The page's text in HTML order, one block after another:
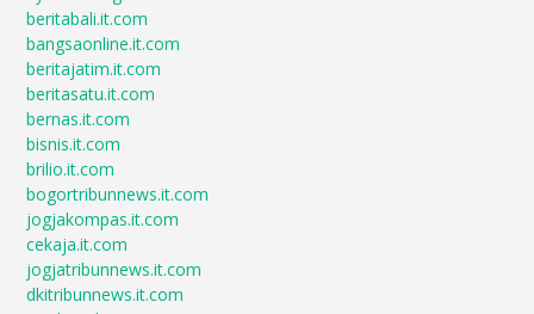
beritabali.it.com
bangsaonline.it.com
beritajatim.it.com
beritasatu.it.com
bernas.it.com
bisnis.it.com
brilio.it.com
bogortribunnews.it.com
jogjakompas.it.com
cekaja.it.com
jogjatribunnews.it.com
dkitribunnews.it.com